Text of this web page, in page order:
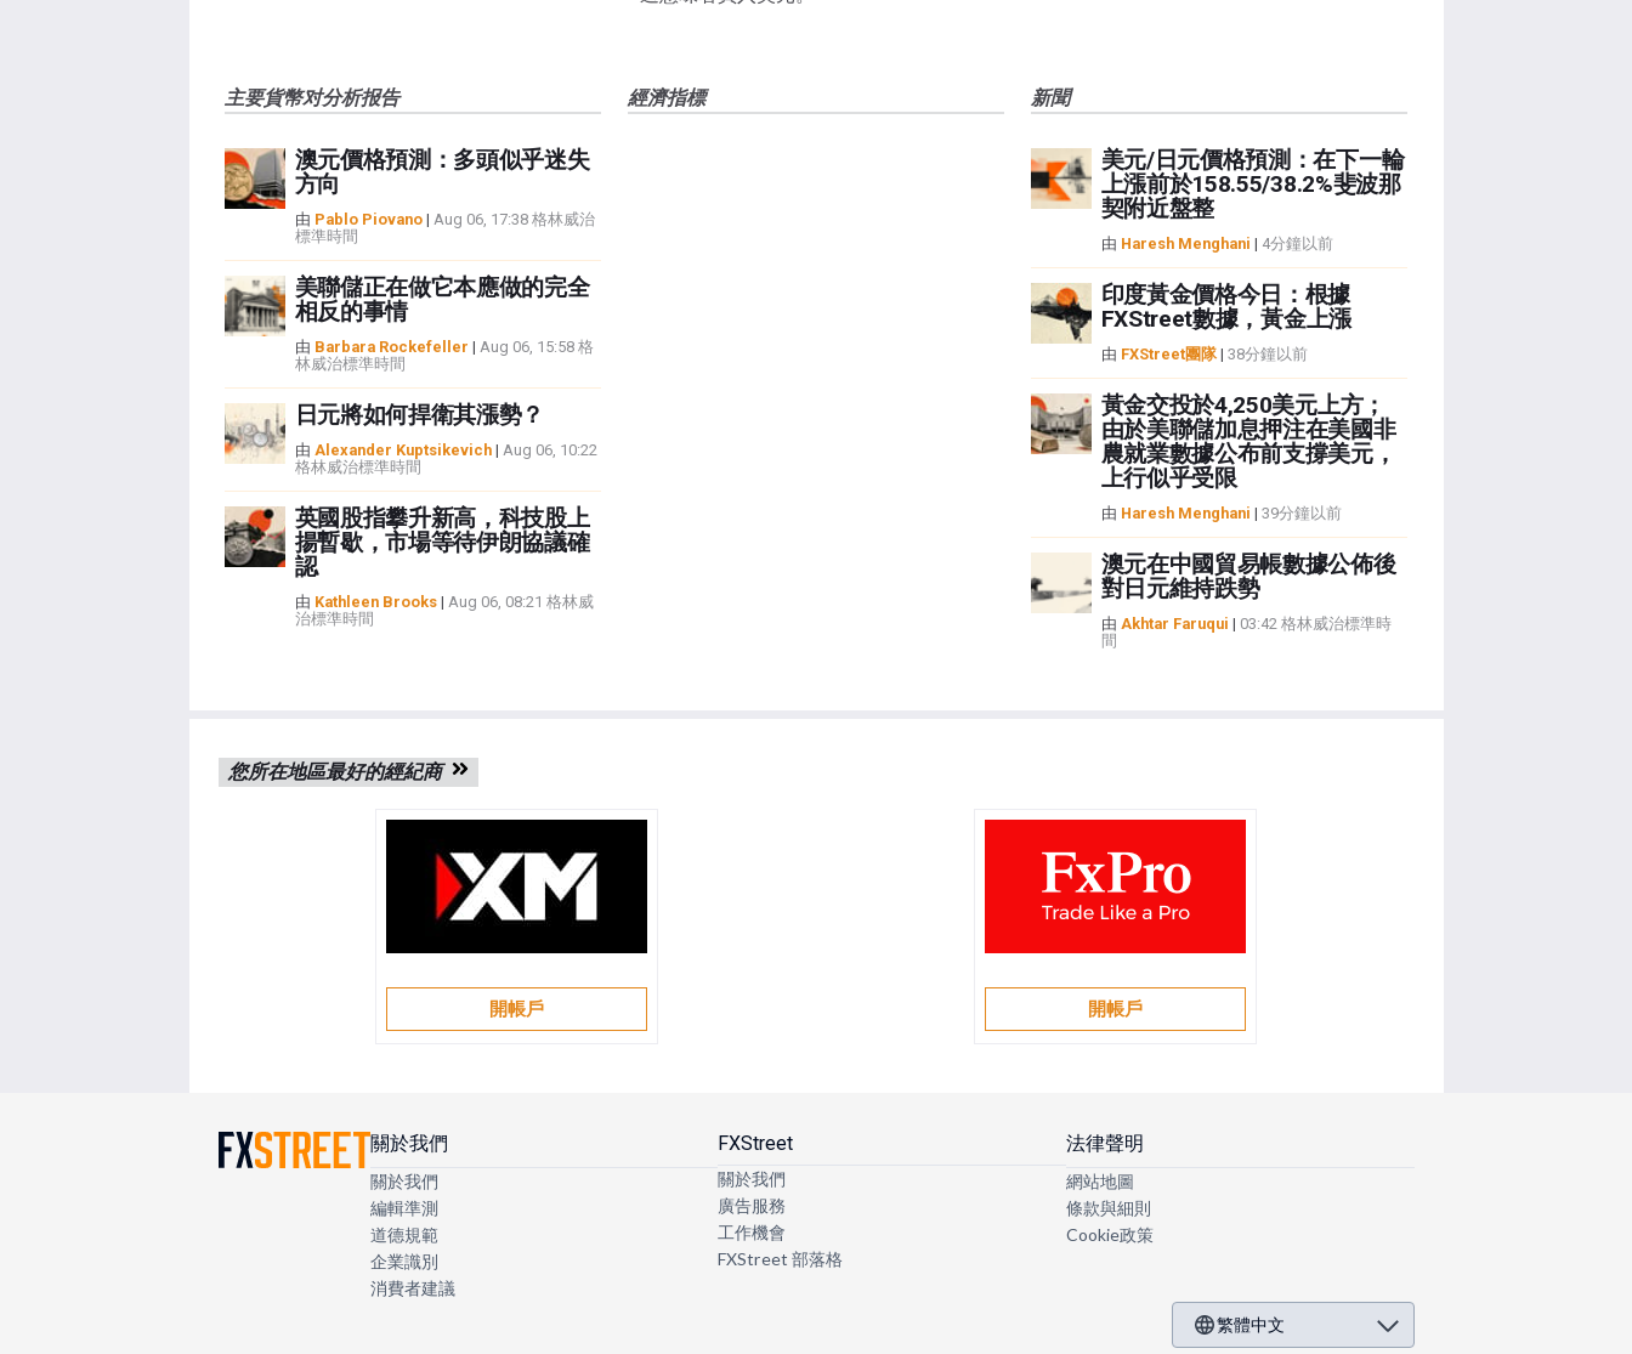
主要貨幣对分析报告
澳元價格預測：多頭似乎迷失
方向
由 Pablo Piovano| Aug 06, 17:38 格林威治
標準時間
美聯儲正在做它本應做的完全
相反的事情
由 Barbara Rockefeller | Aug 06, 15:58 格
林威治標準時間
日元將如何捍衛其漲勢？
由 Alexander Kuptsikevich| Aug 06, 10:22
格林威治標準時間
英國股指攀升新高，科技股上
揚暫歇，市場等待伊朗協議確
認
由 Kathleen Brooks| Aug 06, 08:21 格林威
治標準時間
經濟指標 新聞
美元/日元價格預測：在下一輪
上漲前於158.55/38.2%斐波那
契附近盤整
由 Haresh Menghani | 4分鐘以前
印度黃金價格今日：根據
FXStreet數據，黃金上漲
由 FXStreet團隊| 38分鐘以前
黃金交投於4,250美元上方；
由於美聯儲加息押注在美國非
農就業數據公布前支撐美元，
上行似乎受限
由 Haresh Menghani | 39分鐘以前
澳元在中國貿易帳數據公佈後
對日元維持跌勢
由 Akhtar Faruqui | 03:42 格林威治標準時
間
您所在地區最好的經紀商
開帳戶 開帳戶
關於我們
關於我們
編輯準測
道德規範
企業識別
消費者建議
FXStreet
關於我們
廣告服務
工作機會
FXStreet 部落格
法律聲明
網站地圖
條款與細則
Cookie政策
繁體中文